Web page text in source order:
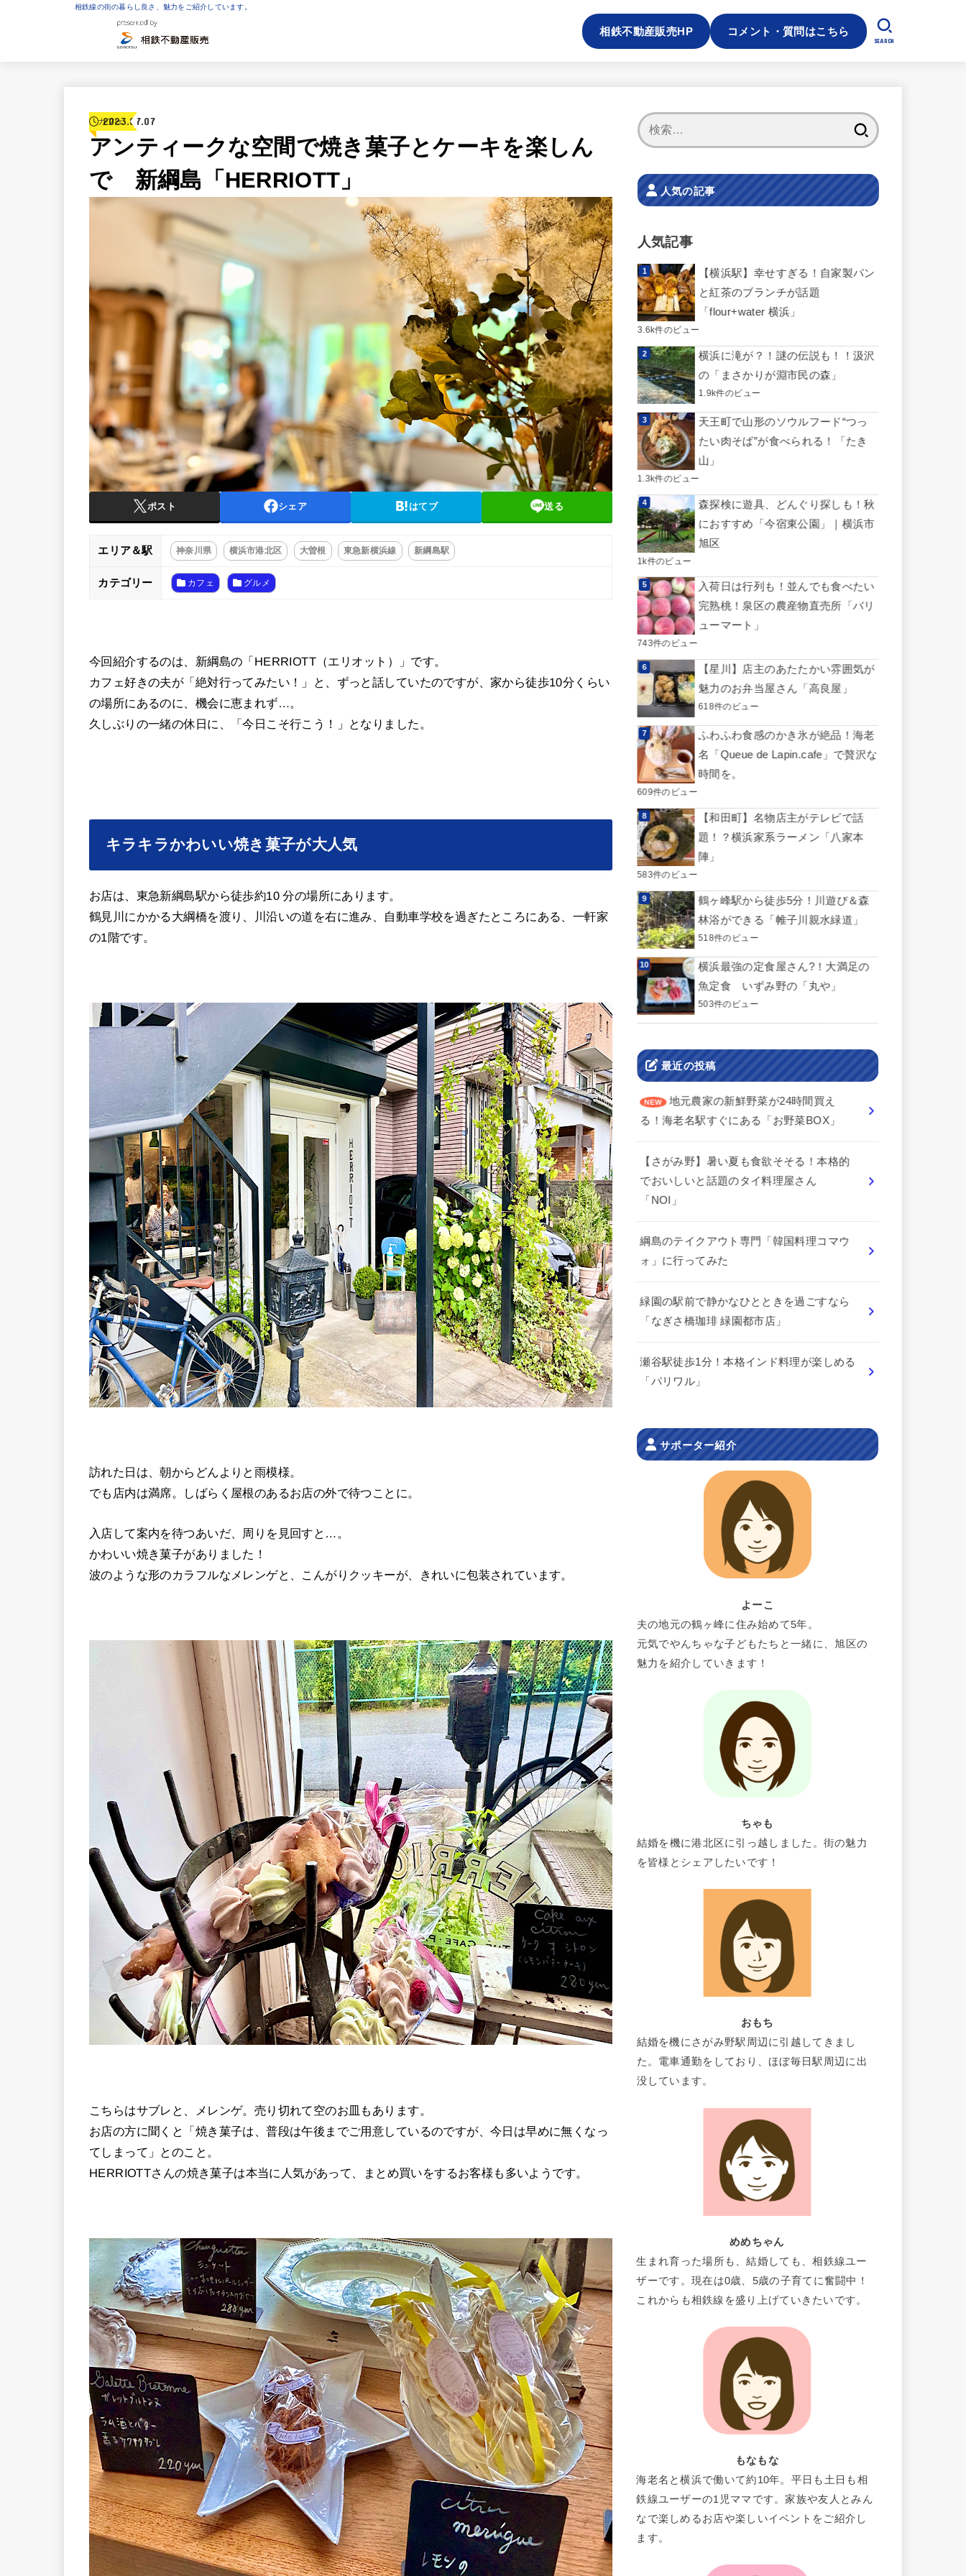
相鉄線の街の暮らし良さ、魅力をご紹介しています。
相鉄不動産販売HP コメント・質問はこちら
SEARCH
カフェ
2023.07.07
アンティークな空間で焼き菓子とケーキを楽しん
で 新綱島「HERRIOTT」
ポスト シェア はてブ 送る
エリア＆駅 神奈川県 横浜市港北区 大曽根 東急新横浜線 新綱島駅
カテゴリー カフェ グルメ
今回紹介するのは、新綱島の「HERRIOTT（エリオット）」です。
カフェ好きの夫が「絶対行ってみたい！」と、ずっと話していたのですが、家から徒歩10分くらい
の場所にあるのに、機会に恵まれず…。
久しぶりの一緒の休日に、「今日こそ行こう！」となりました。
キラキラかわいい焼き菓子が大人気
お店は、東急新綱島駅から徒歩約10 分の場所にあります。
鶴見川にかかる大綱橋を渡り、川沿いの道を右に進み、自動車学校を過ぎたところにある、一軒家
の1階です。
訪れた日は、朝からどんよりと雨模様。
でも店内は満席。しばらく屋根のあるお店の外で待つことに。
入店して案内を待つあいだ、周りを見回すと…。
かわいい焼き菓子がありました！
波のような形のカラフルなメレンゲと、こんがりクッキーが、きれいに包装されています。
こちらはサブレと、メレンゲ。売り切れて空のお皿もあります。
お店の方に聞くと「焼き菓子は、普段は午後までご用意しているのですが、今日は早めに無くなっ
てしまって」とのこと。
HERRIOTTさんの焼き菓子は本当に人気があって、まとめ買いをするお客様も多いようです。
人気の記事
人気記事
【横浜駅】幸せすぎる！自家製パン
と紅茶のブランチが話題
「flour+water 横浜」
3.6k件のビュー
横浜に滝が？！謎の伝説も！！汲沢
の「まさかりが淵市民の森」
1.9k件のビュー
天王町で山形のソウルフード“つっ
たい肉そば”が食べられる！「たき
山」
1.3k件のビュー
森探検に遊具、どんぐり探しも！秋
におすすめ「今宿東公園」｜横浜市
旭区
1k件のビュー
入荷日は行列も！並んでも食べたい
完熟桃！泉区の農産物直売所「バリ
ューマート」
743件のビュー
【星川】店主のあたたかい雰囲気が
魅力のお弁当屋さん「高良屋」
618件のビュー
ふわふわ食感のかき氷が絶品！海老
名「Queue de Lapin.cafe」で贅沢な
時間を。
609件のビュー
【和田町】名物店主がテレビで話
題！？横浜家系ラーメン「八家本
陣」
583件のビュー
鶴ヶ峰駅から徒歩5分！川遊び＆森
林浴ができる「帷子川親水緑道」
518件のビュー
横浜最強の定食屋さん?！大満足の
魚定食 いずみ野の「丸や」
503件のビュー
最近の投稿
地元農家の新鮮野菜が24時間買え
る！海老名駅すぐにある「お野菜BOX」
【さがみ野】暑い夏も食欲そそる！本格的
でおいしいと話題のタイ料理屋さん
「NOI」
綱島のテイクアウト専門「韓国料理コマウ
ォ」に行ってみた
緑園の駅前で静かなひとときを過ごすなら
「なぎさ橋珈琲 緑園都市店」
瀬谷駅徒歩1分！本格インド料理が楽しめる
「パリワル」
サポーター紹介
よーこ
夫の地元の鶴ヶ峰に住み始めて5年。
元気でやんちゃな子どもたちと一緒に、旭区の
魅力を紹介していきます！
ちゃも
結婚を機に港北区に引っ越しました。街の魅力
を皆様とシェアしたいです！
おもち
結婚を機にさがみ野駅周辺に引越してきまし
た。電車通勤をしており、ほぼ毎日駅周辺に出
没しています。
めめちゃん
生まれ育った場所も、結婚しても、相鉄線ユー
ザーです。現在は0歳、5歳の子育てに奮闘中！
これからも相鉄線を盛り上げていきたいです。
もなもな
海老名と横浜で働いて約10年。平日も土日も相
鉄線ユーザーの1児ママです。家族や友人とみん
なで楽しめるお店や楽しいイベントをご紹介し
ます。